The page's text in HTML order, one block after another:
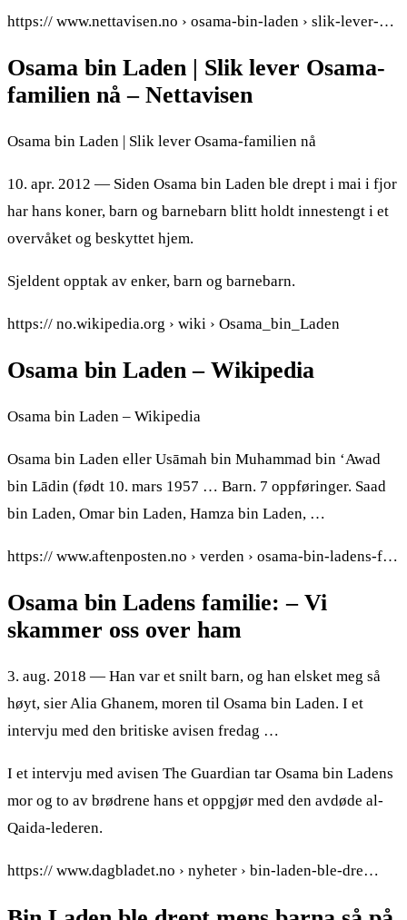
https:// www.nettavisen.no › osama-bin-laden › slik-lever-…
Osama bin Laden | Slik lever Osama-
familien nå – Nettavisen
Osama bin Laden | Slik lever Osama-familien nå
10. apr. 2012 — Siden Osama bin Laden ble drept i mai i fjor
har hans koner, barn og barnebarn blitt holdt innestengt i et
overvåket og beskyttet hjem.
Sjeldent opptak av enker, barn og barnebarn.
https:// no.wikipedia.org › wiki › Osama_bin_Laden
Osama bin Laden – Wikipedia
Osama bin Laden – Wikipedia
Osama bin Laden eller Usāmah bin Muhammad bin ‘Awad
bin Lādin (født 10. mars 1957 … Barn. 7 oppføringer. Saad
bin Laden, Omar bin Laden, Hamza bin Laden, …
https:// www.aftenposten.no › verden › osama-bin-ladens-f…
Osama bin Ladens familie: – Vi
skammer oss over ham
3. aug. 2018 — Han var et snilt barn, og han elsket meg så
høyt, sier Alia Ghanem, moren til Osama bin Laden. I et
intervju med den britiske avisen fredag …
I et intervju med avisen The Guardian tar Osama bin Ladens
mor og to av brødrene hans et oppgjør med den avdøde al-
Qaida-lederen.
https:// www.dagbladet.no › nyheter › bin-laden-ble-dre…